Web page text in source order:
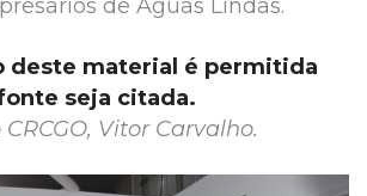
de Águas Lindas.
deste material é permitida
seja citada.
Vitor Carvalho.